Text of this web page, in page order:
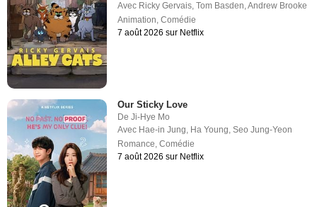
Avec Ricky Gervais,Tom Basden,Andrew Brooke
Animation,Comédie
7 août 2026 sur Netflix
Our Sticky Love
DeJi-Hye Mo
Avec Hae-in Jung Ha Young ,Seo Jung-Yeon
Romance ,Comédie
7 août 2026 sur Netflix